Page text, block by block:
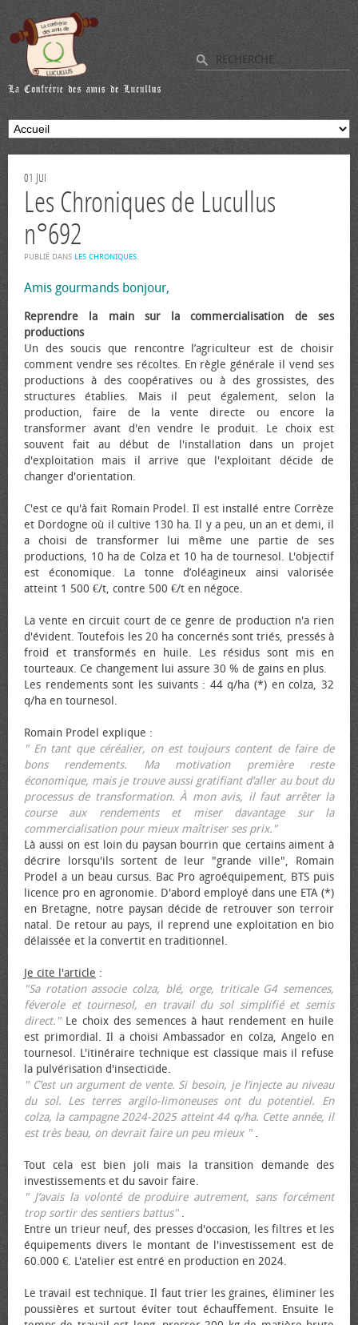
01 JUI
Les Chroniques de Lucullus
n°692
PUBLIÉ DANS LES CHRONIQUES.
Amis gourmands bonjour,
Reprendre la main sur la commercialisation de ses
productions
Un des soucis que rencontre l’agriculteur est de choisir
comment vendre ses récoltes. En règle générale il vend ses
productions à des coopératives ou à des grossistes, des
structures établies. Mais il peut également, selon la
production, faire de la vente directe ou encore la
transformer avant d'en vendre le produit. Le choix est
souvent fait au début de l'installation dans un projet
d'exploitation mais il arrive que l'exploitant décide de
changer d'orientation.
C'est ce qu'à fait Romain Prodel. Il est installé entre Corrèze
et Dordogne où il cultive 130 ha. Il y a peu, un an et demi, il
a choisi de transformer lui même une partie de ses
productions, 10 ha de Colza et 10 ha de tournesol. L'objectif
est économique. La tonne d’oléagineux ainsi valorisée
atteint 1 500 €/t, contre 500 €/t en négoce.
La vente en circuit court de ce genre de production n'a rien
d'évident. Toutefois les 20 ha concernés sont triés, pressés à
froid et transformés en huile. Les résidus sont mis en
tourteaux. Ce changement lui assure 30 % de gains en plus.
Les rendements sont les suivants : 44 q/ha (*) en colza, 32
q/ha en tournesol.
Romain Prodel explique :
" En tant que céréalier, on est toujours content de faire de
bons rendements. Ma motivation première reste
économique, mais je trouve aussi gratifiant d’aller au bout du
processus de transformation. À mon avis, il faut arrêter la
course aux rendements et miser davantage sur la
commercialisation pour mieux maîtriser ses prix."
Là aussi on est loin du paysan bourrin que certains aiment à
décrire lorsqu'ils sortent de leur "grande ville", Romain
Prodel a un beau cursus. Bac Pro agroéquipement, BTS puis
licence pro en agronomie. D'abord employé dans une ETA (*)
en Bretagne, notre paysan décide de retrouver son terroir
natal. De retour au pays, il reprend une exploitation en bio
délaissée et la convertit en traditionnel.
Je cite l'article :
"Sa rotation associe colza, blé, orge, triticale G4 semences,
féverole et tournesol, en travail du sol simplifié et semis
direct."Le choix des semences à haut rendement en huile
est primordial. Il a choisi Ambassador en colza, Angelo en
tournesol. L'itinéraire technique est classique mais il refuse
la pulvérisation d'insecticide.
" C’est un argument de vente. Si besoin, je l’injecte au niveau
du sol. Les terres argilo-limoneuses ont du potentiel. En
colza, la campagne 2024-2025 atteint 44 q/ha. Cette année, il
est très beau, on devrait faire un peu mieux ".
Tout cela est bien joli mais la transition demande des
investissements et du savoir faire.
" J’avais la volonté de produire autrement, sans forcément
trop sortir des sentiers battus".
Entre un trieur neuf, des presses d'occasion, les filtres et les
équipements divers le montant de l'investissement est de
60.000 €. L'atelier est entré en production en 2024.
Le travail est technique. Il faut trier les graines, éliminer les
poussières et surtout éviter tout échauffement. Ensuite le